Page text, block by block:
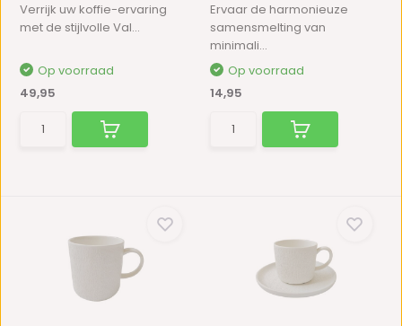
Verrijk uw koffie-ervaring
met de stijlvolle Val...
Op voorraad
49,95
Ervaar de harmonieuze
samensmelting van
minimali...
Op voorraad
14,95